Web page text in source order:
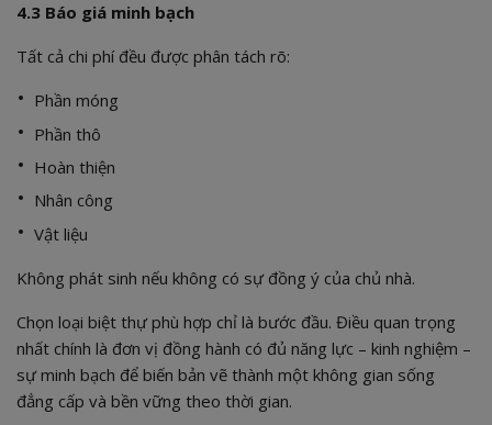
4.3 Báo giá minh bạch
Tất cả chi phí đều được phân tách rõ:
Phần móng
Phần thô
Hoàn thiện
Nhân công
Vật liệu
Không phát sinh nếu không có sự đồng ý của chủ nhà.
Chọn loại biệt thự phù hợp chỉ là bước đầu. Điều quan trọng
nhất chính là đơn vị đồng hành có đủ năng lực – kinh nghiệm –
sự minh bạch để biến bản vẽ thành một không gian sống
đẳng cấp và bền vững theo thời gian.